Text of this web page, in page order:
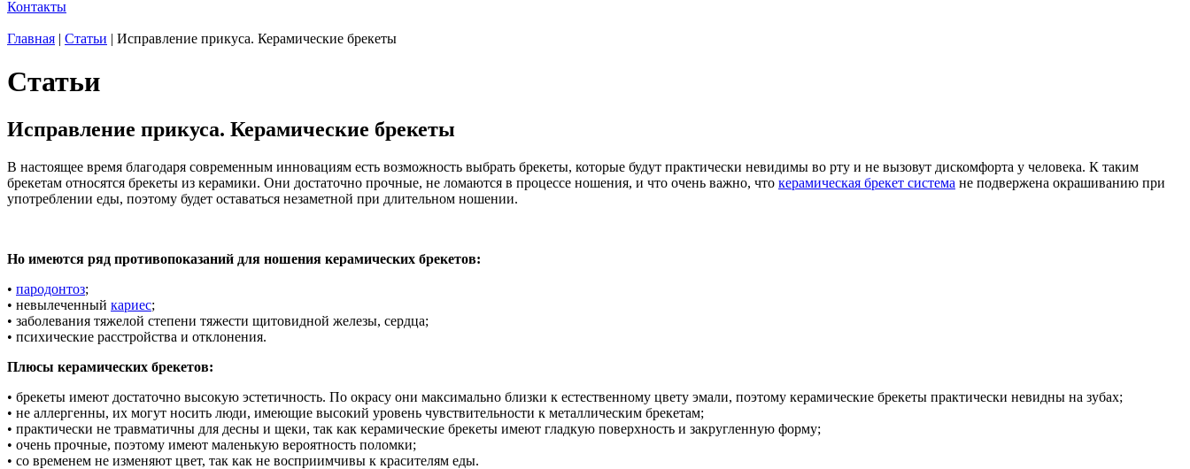
Контакты
Главная | Статьи | Исправление прикуса. Керамические брекеты
Статьи
Исправление прикуса. Керамические брекеты
В настоящее время благодаря современным инновациям есть возможность выбрать брекеты, которые будут практически невидимы во рту и не вызовут дискомфорта у человека. К таким
брекетам относятся брекеты из керамики. Они достаточно прочные, не ломаются в процессе ношения, и что очень важно, что керамическая брекет система не подвержена окрашиванию при
употреблении еды, поэтому будет оставаться незаметной при длительном ношении.
Но имеются ряд противопоказаний для ношения керамических брекетов:
• пародонтоз;
• невылеченный кариес;
• заболевания тяжелой степени тяжести щитовидной железы, сердца;
• психические расстройства и отклонения.
Плюсы керамических брекетов:
• брекеты имеют достаточно высокую эстетичность. По окрасу они максимально близки к естественному цвету эмали, поэтому керамические брекеты практически невидны на зубах;
• не аллергенны, их могут носить люди, имеющие высокий уровень чувствительности к металлическим брекетам;
• практически не травматичны для десны и щеки, так как керамические брекеты имеют гладкую поверхность и закругленную форму;
• очень прочные, поэтому имеют маленькую вероятность поломки;
• со временем не изменяют цвет, так как не восприимчивы к красителям еды.